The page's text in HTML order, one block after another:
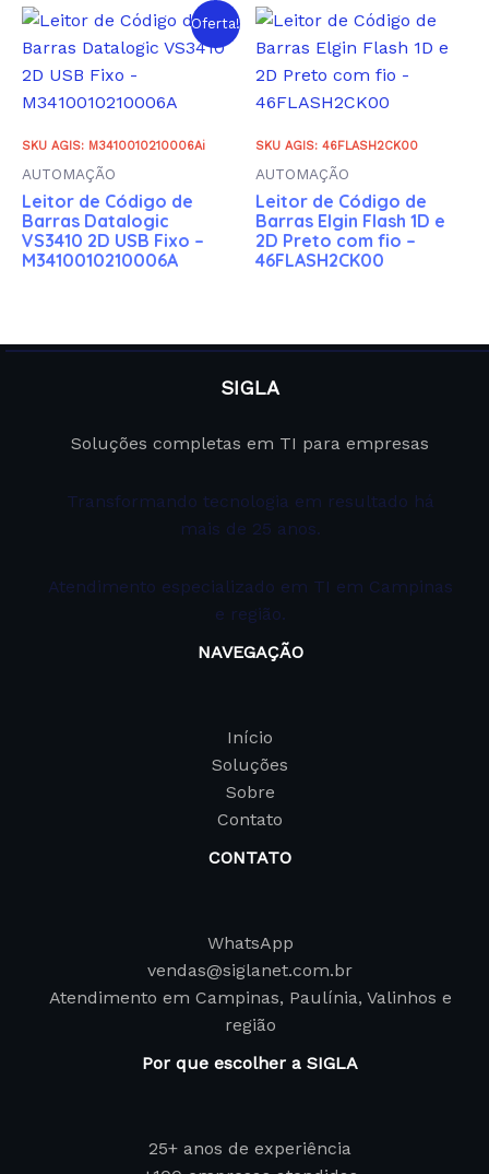
Oferta!
SKU AGIS: M3410010210006Ai
AUTOMAÇÃO
Leitor de Código de
Barras Datalogic
VS3410 2D USB Fixo –
M3410010210006A
SKU AGIS: 46FLASH2CK00
AUTOMAÇÃO
Leitor de Código de
Barras Elgin Flash 1D e
2D Preto com fio –
46FLASH2CK00
SIGLA
Soluções completas em TI para empresas
Transformando tecnologia em resultado há
mais de 25 anos.
Atendimento especializado em TI em Campinas
e região.
NAVEGAÇÃO
Início
Soluções
Sobre
Contato
CONTATO
WhatsApp
vendas@siglanet.com.br
Atendimento em Campinas, Paulínia, Valinhos e
região
Por que escolher a SIGLA
25+ anos de experiência